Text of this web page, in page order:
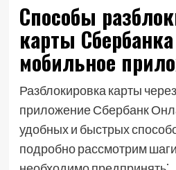
Способы
карты
мобильное
Разблокировка карты
приложение Сбербанк
удобных и быстрых
подробно рассмотрим